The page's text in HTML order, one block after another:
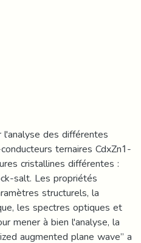
des différentes
ternaires CdxZn1-
cristallines différentes :
salt. Les propriétés
structurels, la
les spectres optiques et
mener à bien l'analyse, la
augmented plane wave” a